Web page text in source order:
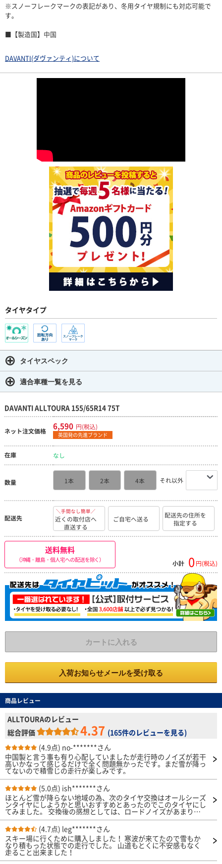
※スノーフレークマークの表記があり、冬用タイヤ規制にも対応可能で
す。
■【製造国】中国
DAVANTI(ダヴァンティ)について
タイヤタイプ
タイヤスペック
適合車種一覧を見る
DAVANTI ALLTOURA 155/65R14 75T
ネット注文価格 6,590 円(税込)
英国発の先進ブランド
在庫 なし
数量 1本 2本 4本 それ以外
配送先
＼手間なし簡単／
近くの取付店へ
直送する
ご自宅へ送る
配送先の住所を
指定する
送料無料
（沖縄・離島・個人宅への配送を除く） 小計 0 円(税込)
カートに入れる
入荷お知らせメールを受け取る
商品レビュー
ALLTOURAのレビュー
総合評価
4.37 (165件のレビューを見る)
(4.9点) no-*******さん
中国製と言う事も有り心配していましたが走行時のノイズが若干
高いかなって感じるだけで全く問題無かったです。まだ雪が降っ
てないので積雪じの走行が楽しみです。
(5.0点) ish*******さん
ほとんど雪が降らない地域の為、次のタイヤ交換はオールシーズ
ンタイヤにしようかと思いおすすめとあったのでこのタイヤにし
てみました。 交換後の感想としては、ロードノイズがあまりし
ないなって思いました。 ちょっとタイヤが柔らかいからか、コ
ーナー時にふわっと感じましたが無茶な走りなんてしなければ問
題なし！ あとは雪と雨の性能は今のところ体験してないので未
知数ですがYoutubeの動画で見ると問題なさそうなので期待して
います
(4.7点) leg*******さん
スキー場に行くために購入しました！ 寒波が来てたので雪もか
なり積もった状態での走行でした。 山道もとくに不安感もなく
走ること出来ました！